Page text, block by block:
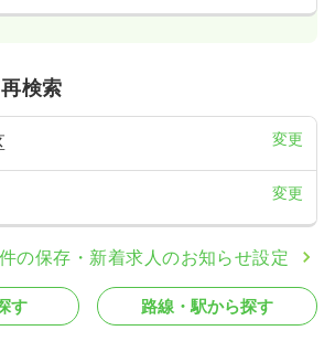
検索
変更
変更
の保存・新着求人のお知らせ設定
す 路線・駅から探す